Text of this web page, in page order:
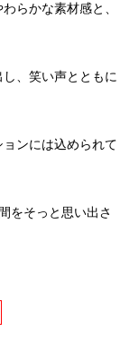
らかな素材感と、
、笑い声とともに
ンには込められて
をそっと思い出さ